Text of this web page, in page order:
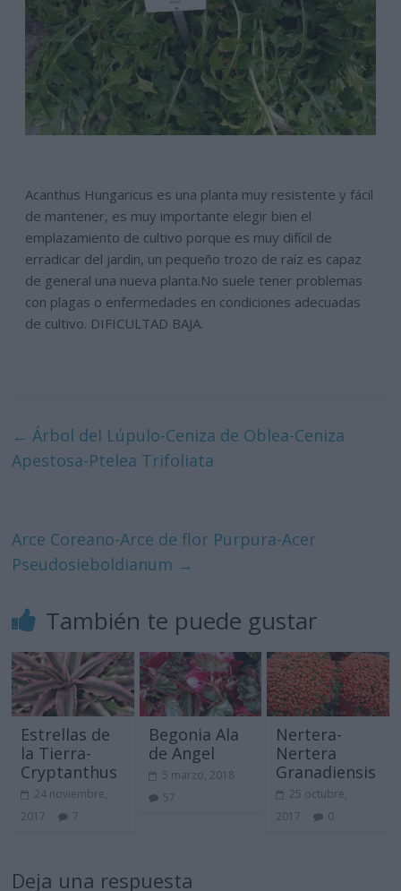
Acanthus Hungaricus es una planta muy resistente y fácil
de mantener, es muy importante elegir bien el
emplazamiento de cultivo porque es muy difícil de
erradicar del jardin, un pequeño trozo de raíz es capaz
de general una nueva planta.No suele tener problemas
con plagas o enfermedades en condiciones adecuadas
de cultivo. DIFICULTAD BAJA.
← Árbol del Lúpulo-Ceniza de Oblea-Ceniza
Apestosa-Ptelea Trifoliata
Arce Coreano-Arce de flor Purpura-Acer
Pseudosieboldianum →
También te puede gustar
Estrellas de
la Tierra-
Cryptanthus
24 noviembre,
2017
7
Begonia Ala
de Angel
5 marzo, 2018
57
Nertera-
Nertera
Granadiensis
25 octubre,
2017
0
Deja una respuesta